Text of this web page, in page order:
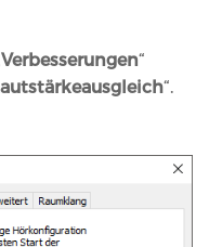
Verbesserungen“
“.